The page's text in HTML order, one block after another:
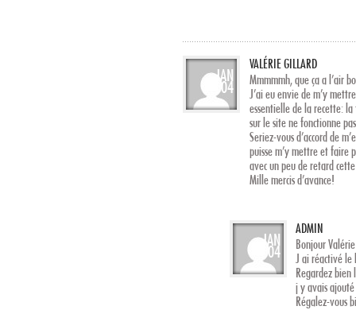
JAN
04
VALÉRIE GILLARD
Mmmmmh, que ça a l’air
J’ai eu envie de m’y
essentielle de la recette:
sur le site ne fonctionne
Seriez-vous d’accord de
puisse m’y mettre et faire
avec un peu de retard
Mille mercis d’avance!
JAN
04
ADMIN
Bonjour
J ai réactivé le
Regardez bien
j y avais
Régalez-vous